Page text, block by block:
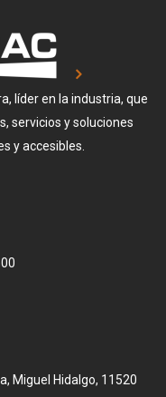
líder en la industria, que
servicios y soluciones
y accesibles.
Miguel Hidalgo, 11520